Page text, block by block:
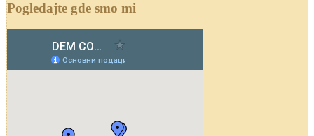
Pogledajte gde smo mi